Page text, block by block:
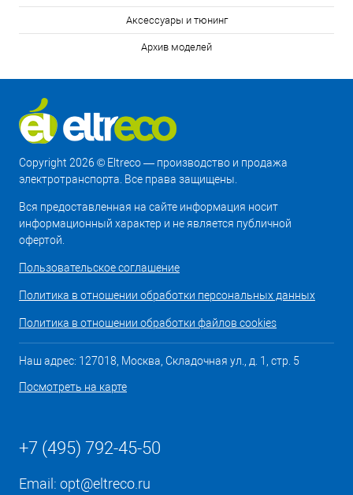
Аксессуары и тюнинг
Архив моделей
Copyright 2026 © Eltreco — производство и продажа
электротранспорта. Все права защищены.
Вся предоставленная на сайте информация носит
информационный характер и не является публичной
офертой.
Пользовательское соглашение
Политика в отношении обработки персональных данных
Политика в отношении обработки файлов cookies
Наш адрес: 127018, Москва, Складочная ул., д. 1, стр. 5
Посмотреть на карте
+7 (495) 792-45-50
Email: opt@eltreco.ru